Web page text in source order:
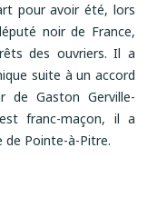
pour avoir été, lors
noir de France,
des ouvriers. Il a
suite à un accord
de Gaston Gerville-
franc-maçon, il a
de Pointe-à-Pitre.